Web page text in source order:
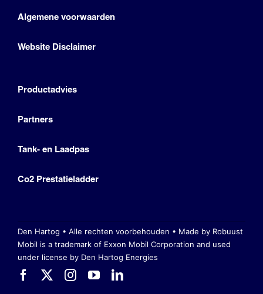
Algemene voorwaarden
Website Disclaimer
Productadvies
Partners
Tank- en Laadpas
Co2 Prestatieladder
Den Hartog • Alle rechten voorbehouden • Made by Robuust
Mobil is a trademark of Exxon Mobil Corporation and used
under license by Den Hartog Energies